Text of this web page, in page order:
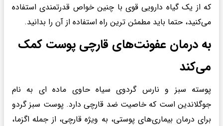
که از یک گیاه دارویی قوی با چنین خواص قدرتمندی استفاده
می‌کنید، حتما باید مطمئن ترین راه استفاده از آن را بدانید.
به درمان عفونت‌های قارچی پوست کمک
می‌کند
پوسته سبز و نارس گردوی سیاه حاوی ماده ای به نام
جوگلاندین است که خاصیت ضد قارچی دارد. پوست سبز گردو
برای درمان بیماری‌های پوستی، به ویژه قارچی، از جمله اگزما،